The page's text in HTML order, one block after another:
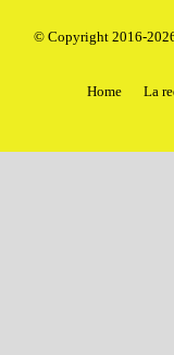
© Copyright 2016-
Home
La